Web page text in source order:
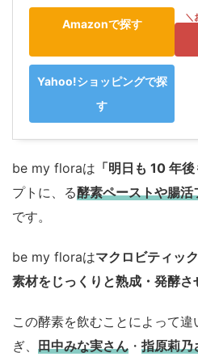
Amazonで探す
Yahoo!ショッピングで探
す
be my floraは 「明日も 10 年
プトに、る酵素ペーストや腸
です。
be my floraはマクロビティッ
素材をじっくりと熟成・発酵さ
この酵素を飲むことによって
ぎ、 田中みな実さん ・ 指原莉乃